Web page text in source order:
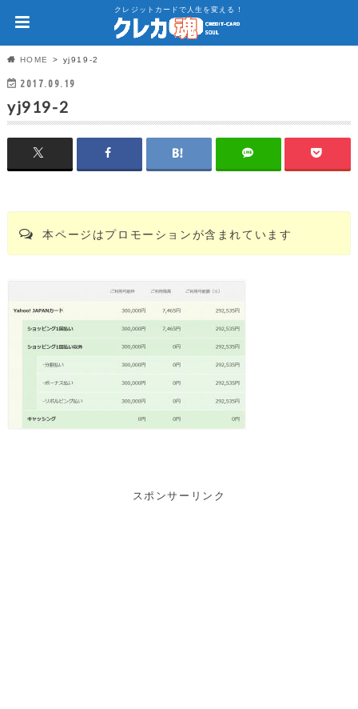
クレジットカードで人生を変える！
HOME yj919-2
2017.09.19
yj919-2
本ページはプロモーションが含まれています
スポンサーリンク